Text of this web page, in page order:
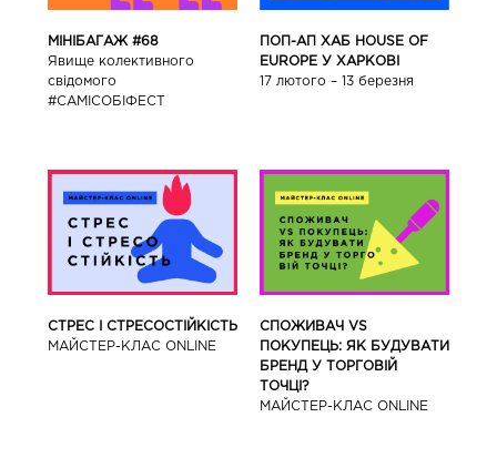
МІНІБАГАЖ #68
Явище колективного
свідомого
#САМІСОБІФЕСТ
ПОП-АП ХАБ HOUSE OF
EUROPE У ХАРКОВІ
17 лютого – 13 березня
СТРЕС І СТРЕСОСТІЙКІСТЬ
МАЙСТЕР-КЛАС ONLINE
СПОЖИВАЧ VS
ПОКУПЕЦЬ: ЯК БУДУВАТИ
БРЕНД У ТОРГОВІЙ
ТОЧЦІ?
МАЙСТЕР-КЛАС ONLINE